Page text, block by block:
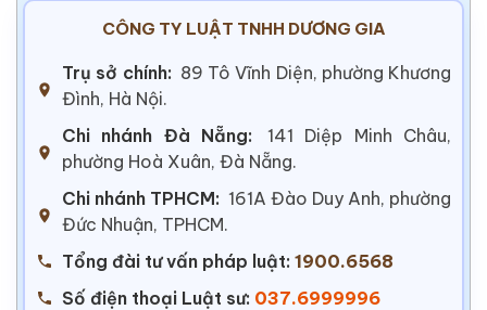
CÔNG TY LUẬT TNHH DƯƠNG GIA
Trụ sở chính: 89 Tô Vĩnh Diện, phường Khương
Đình, Hà Nội.
Chi nhánh Đà Nẵng:
141 Diệp Minh Châu,
phường Hoà Xuân, Đà Nẵng.
Chi nhánh TPHCM: 161A Đào Duy Anh, phường
Đức Nhuận, TPHCM.
Tổng đài tư vấn pháp luật: 1900.6568
Số điện thoại Luật sư: 037.6999996